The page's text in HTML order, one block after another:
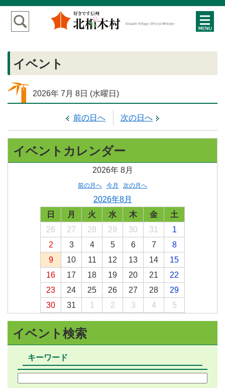
イベント
2026年 7月 8日 (水曜日 )
前の日へ 次の日へ
イベントカレンダー
2026年 8月
前の月へ 今月 次の月へ
2026年8月
日
月 火 水 木 金
土
26
27 28 29 30 31
1
2
3 4 5 6 7
8
9
10 11 12 13 14
15
16
17 18 19 20 21
22
23
24 25 26 27 28
29
30
31 1 2 3 4 5
イベント検索
キーワード